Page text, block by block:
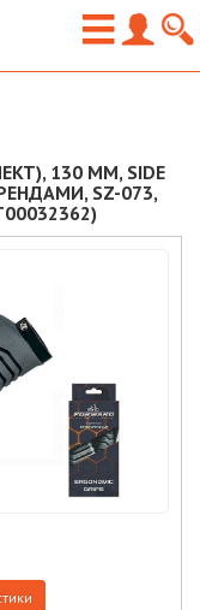
130 ММ, SIDE
SZ-073,